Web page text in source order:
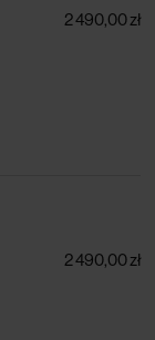
2 490,00 zł
2 490,00 zł